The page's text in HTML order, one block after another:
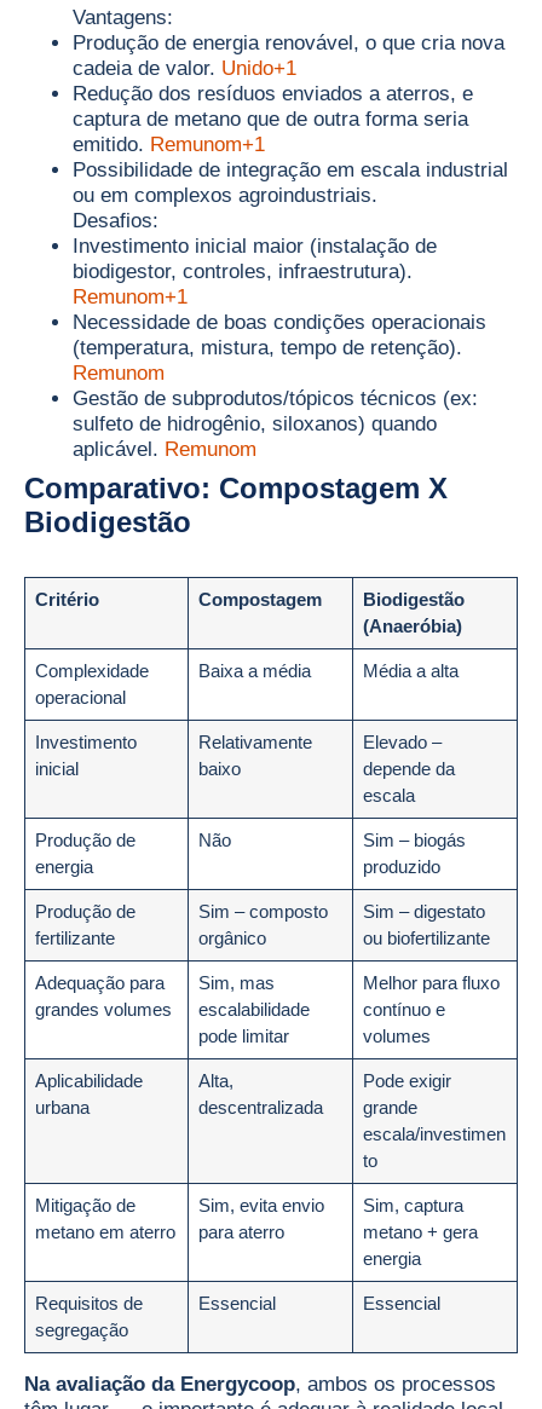
Vantagens:
Produção de energia renovável, o que cria nova
cadeia de valor. Unido+1
Redução dos resíduos enviados a aterros, e
captura de metano que de outra forma seria
emitido. Remunom+1
Possibilidade de integração em escala industrial
ou em complexos agroindustriais.
Desafios:
Investimento inicial maior (instalação de
biodigestor, controles, infraestrutura).
Remunom+1
Necessidade de boas condições operacionais
(temperatura, mistura, tempo de retenção).
Remunom
Gestão de subprodutos/tópicos técnicos (ex:
sulfeto de hidrogênio, siloxanos) quando
aplicável. Remunom
Comparativo: Compostagem X
Biodigestão
Critério Compostagem
Biodigestão
(Anaeróbia)
Complexidade
operacional
Baixa a média Média a alta
Investimento
inicial
Relativamente
baixo
Elevado –
depende da
escala
Produção de
energia
Não
Sim – biogás
produzido
Produção de
fertilizante
Sim – composto
orgânico
Sim – digestato
ou biofertilizante
Adequação para
grandes volumes
Sim, mas
escalabilidade
pode limitar
Melhor para fluxo
contínuo e
volumes
Aplicabilidade
urbana
Alta,
descentralizada
Pode exigir
grande
escala/investimen
to
Mitigação de
metano em aterro
Sim, evita envio
para aterro
Sim, captura
metano + gera
energia
Requisitos de
segregação
Essencial Essencial
Na avaliação da Energycoop, ambos os processos